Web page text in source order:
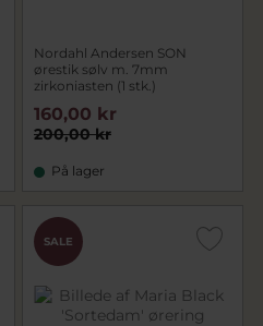
Nordahl Andersen SON
ørestik sølv m. 7mm
zirkoniasten (1 stk.)
200,00 kr
160,00 kr
På lager
SALE